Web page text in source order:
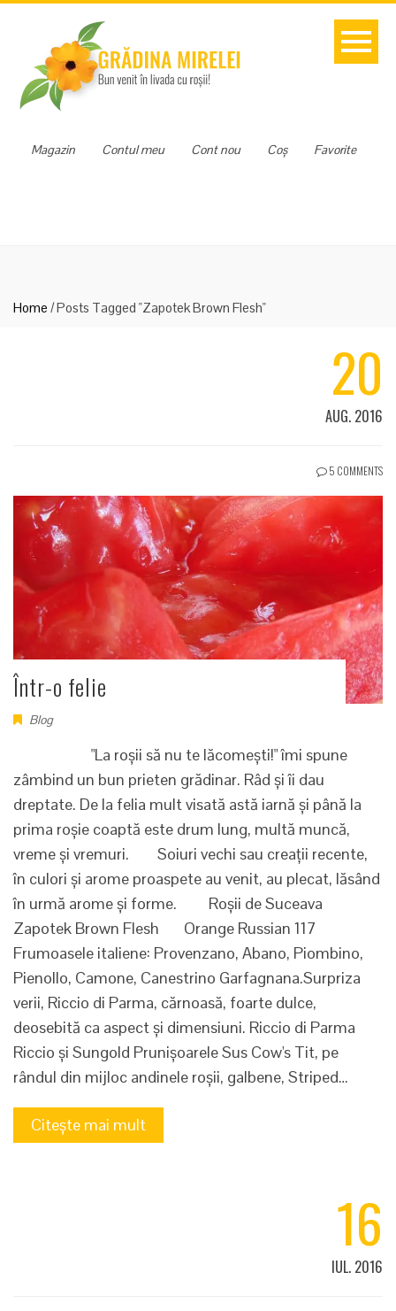
Favorite
Coș
Cont nou
Contul meu
Magazin
Home /Posts Tagged "Zapotek Brown Flesh"
20
AUG. 2016
5 COMMENTS
Într-o felie
Blog
"La roșii să nu te lăcomești!" îmi spune
zâmbind un bun prieten grădinar. Râd și îi dau
dreptate. De la felia mult visată astă iarnă și până la
prima roșie coaptă este drum lung, multă muncă,
vreme și vremuri. Soiuri vechi sau creații recente,
în culori și arome proaspete au venit, au plecat, lăsând
în urmă arome și forme. Roșii de Suceava
Zapotek Brown Flesh Orange Russian 117
Frumoasele italiene: Provenzano, Abano, Piombino,
Pienollo, Camone, Canestrino Garfagnana.Surpriza
verii, Riccio di Parma, cărnoasă, foarte dulce,
deosebită ca aspect și dimensiuni. Riccio di Parma
Riccio și Sungold Prunișoarele Sus Cow's Tit, pe
rândul din mijloc andinele roșii, galbene, Striped…
Citește mai mult
16
IUL. 2016